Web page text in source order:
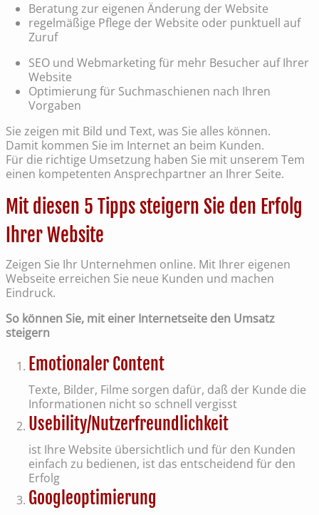
Beratung zur eigenen Änderung der Website
regelmäßige Pflege der Website oder punktuell auf
Zuruf
SEO und Webmarketing für mehr Besucher auf Ihrer
Website
Optimierung für Suchmaschienen nach Ihren
Vorgaben
Sie zeigen mit Bild und Text, was Sie alles können.
Damit kommen Sie im Internet an beim Kunden.
Für die richtige Umsetzung haben Sie mit unserem Tem
einen kompetenten Ansprechpartner an Ihrer Seite.
Mit diesen 5 Tipps steigern Sie den Erfolg
Ihrer Website
Zeigen Sie Ihr Unternehmen online. Mit Ihrer eigenen
Webseite erreichen Sie neue Kunden und machen
Eindruck.
So können Sie, mit einer Internetseite den Umsatz
steigern
Emotionaler Content
Texte, Bilder, Filme sorgen dafür, daß der Kunde die
Informationen nicht so schnell vergisst
Usebility/Nutzerfreundlichkeit
ist Ihre Website übersichtlich und für den Kunden
einfach zu bedienen, ist das entscheidend für den
Erfolg
Googleoptimierung